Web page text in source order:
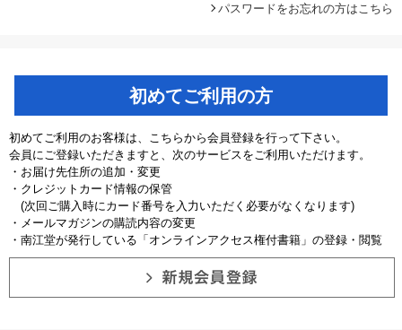
パスワードをお忘れの方はこちら
初めてご利用の方
初めてご利用のお客様は、こちらから会員登録を行って下さい。
会員にご登録いただきますと、次のサービスをご利用いただけます。
・お届け先住所の追加・変更
・クレジットカード情報の保管
(次回ご購入時にカード番号を入力いただく必要がなくなります)
・メールマガジンの購読内容の変更
・南江堂が発行している「オンラインアクセス権付書籍」の登録・閲覧